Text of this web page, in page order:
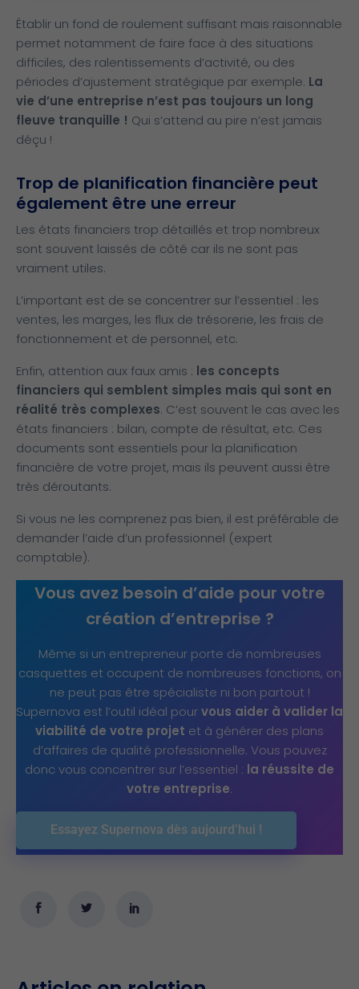
Établir un fond de roulement suffisant mais raisonnable
permet notamment de faire face à des situations
difficiles, des ralentissements d’activité, ou des
périodes d’ajustement stratégique par exemple. La
vie d’une entreprise n’est pas toujours un long
fleuve tranquille ! Qui s’attend au pire n’est jamais
déçu !
Trop de planification financière peut
également être une erreur
Les états financiers trop détaillés et trop nombreux
sont souvent laissés de côté car ils ne sont pas
vraiment utiles.
L’important est de se concentrer sur l’essentiel : les
ventes, les marges, les flux de trésorerie, les frais de
fonctionnement et de personnel, etc.
Enfin, attention aux faux amis : les concepts
financiers qui semblent simples mais qui sont en
réalité très complexes. C’est souvent le cas avec les
états financiers : bilan, compte de résultat, etc. Ces
documents sont essentiels pour la planification
financière de votre projet, mais ils peuvent aussi être
très déroutants.
Si vous ne les comprenez pas bien, il est préférable de
demander l’aide d’un professionnel (expert
comptable).
Vous avez besoin d’aide pour votre
création d’entreprise ?
Même si un entrepreneur porte de nombreuses
casquettes et occupent de nombreuses fonctions, on
ne peut pas être spécialiste ni bon partout !
Supernova est l’outil idéal pourvous aider à valider la
viabilité de votre projet et à générer des plans
d’affaires de qualité professionnelle. Vous pouvez
donc vous concentrer sur l’essentiel : la réussite de
votre entreprise.
Essayez Supernova dès aujourd’hui !